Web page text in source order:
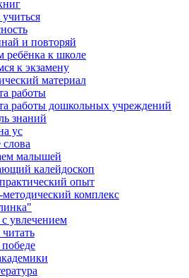
и повторяй
ребёнка к школе
к экзамену
материал
работы
работы дошкольных учреждений
знаний
ус
малышей
калейдоскоп
опыт
комплекс
увлечением